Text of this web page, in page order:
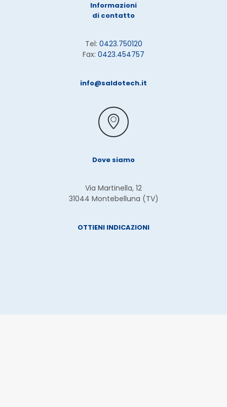
Informazioni
di contatto
Tel: 0423.750120
Fax: 0423.454757
info@saldotech.it
Dove siamo
Via Martinella, 12
31044 Montebelluna (TV)
OTTIENI INDICAZIONI